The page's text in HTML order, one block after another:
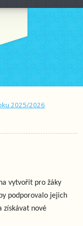
2025/2026
vytvořit pro žáky
podporovalo jejich
získávat nové